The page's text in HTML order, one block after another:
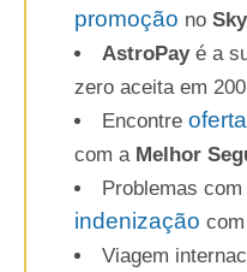
promoção no
AstroPayé a
zero aceita em
Encontre
com a Melhor
Problemas
indenização
Viagem